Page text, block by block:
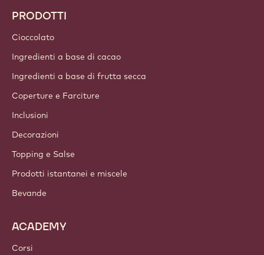
PRODOTTI
Cioccolato
Ingredienti a base di cacao
Ingredienti a base di frutta secca
Coperture e Farciture
Inclusioni
Decorazioni
Topping e Salse
Prodotti istantanei e miscele
Bevande
ACADEMY
Corsi